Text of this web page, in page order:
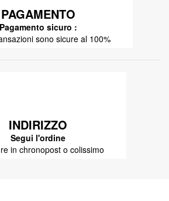
PAGAMENTO
Pagamento sicuro :
sono sicure al 100%
INDIRIZZO
Segui l'ordine
in chronopost o colissimo